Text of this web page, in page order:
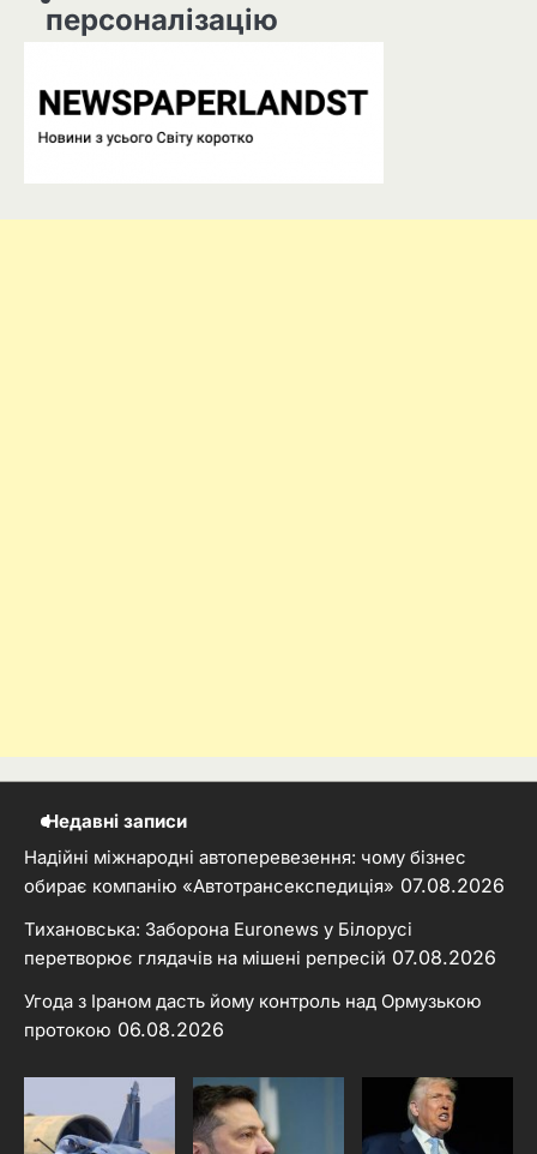
персоналізацію
Недавні записи
Надійні міжнародні автоперевезення: чому бізнес
обирає компанію «Автотрансекспедиція» 07.08.2026
Тихановська: Заборона Euronews у Білорусі
перетворює глядачів на мішені репресій 07.08.2026
Угода з Іраном дасть йому контроль над Ормузькою
протокою 06.08.2026